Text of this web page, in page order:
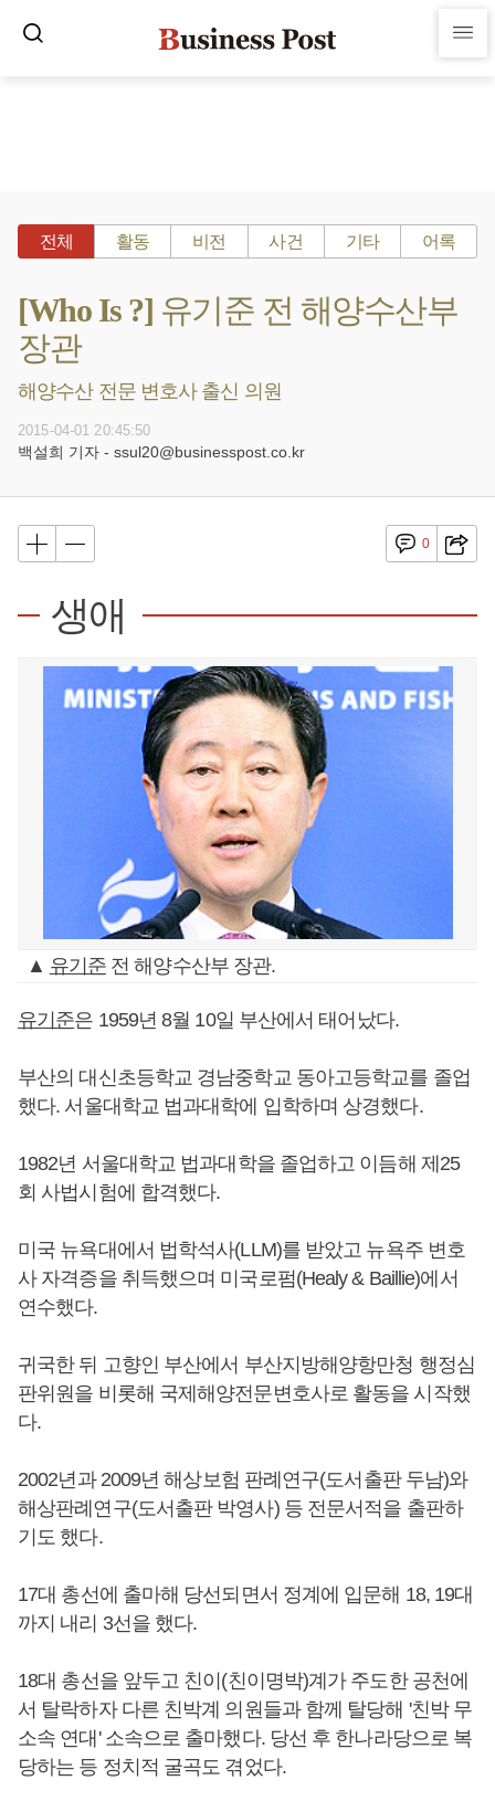
전체 활동 비전 사건 기타 어록
[Who Is ?] 유기준 전 해양수산부
장관
해양수산 전문 변호사 출신 의원
2015-04-01 20:45:50
백설희 기자 - ssul20@businesspost.co.kr
0
생애
▲ 유기준 전 해양수산부 장관.
유기준은 1959년 8월 10일 부산에서 태어났다.
부산의 대신초등학교 경남중학교 동아고등학교를 졸업
했다. 서울대학교 법과대학에 입학하며 상경했다.
1982년 서울대학교 법과대학을 졸업하고 이듬해 제25
회 사법시험에 합격했다.
미국 뉴욕대에서 법학석사(LLM)를 받았고 뉴욕주 변호
사 자격증을 취득했으며 미국로펌(Healy & Baillie)에서
연수했다.
귀국한 뒤 고향인 부산에서 부산지방해양항만청 행정심
판위원을 비롯해 국제해양전문변호사로 활동을 시작했
다.
2002년과 2009년 해상보험 판례연구(도서출판 두남)와
해상판례연구(도서출판 박영사) 등 전문서적을 출판하
기도 했다.
17대 총선에 출마해 당선되면서 정계에 입문해 18, 19대
까지 내리 3선을 했다.
18대 총선을 앞두고 친이(친이명박)계가 주도한 공천에
서 탈락하자 다른 친박계 의원들과 함께 탈당해 '친박 무
소속 연대' 소속으로 출마했다. 당선 후 한나라당으로 복
당하는 등 정치적 굴곡도 겪었다.